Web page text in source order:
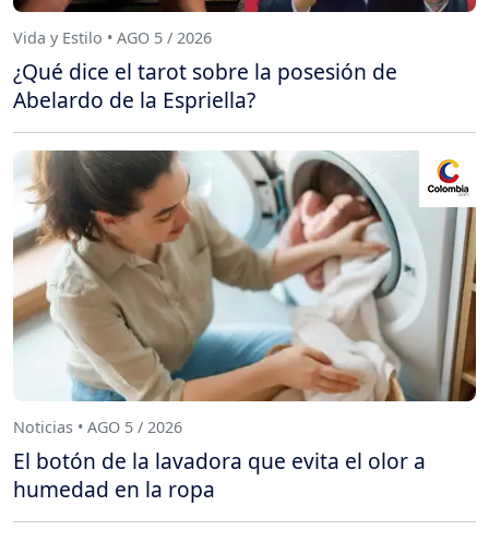
Vida y Estilo • AGO 5 / 2026
¿Qué dice el tarot sobre la posesión de
Abelardo de la Espriella?
Noticias • AGO 5 / 2026
El botón de la lavadora que evita el olor a
humedad en la ropa